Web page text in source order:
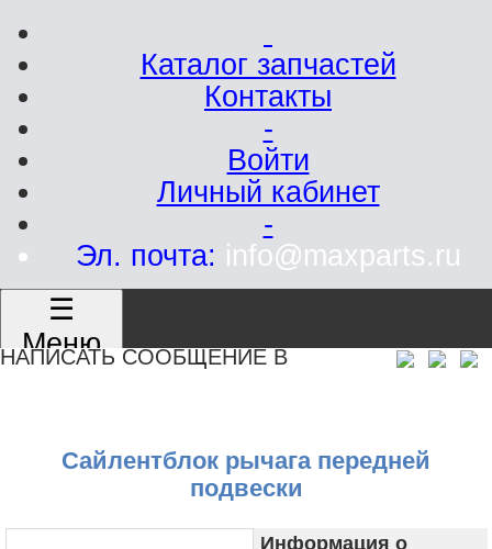
Каталог запчастей
Контакты
-
Войти
Личный кабинет
-
Эл. почта: info@maxparts.ru
☰
Меню
НАПИСАТЬ СООБЩЕНИЕ В
Сайлентблок рычага передней
подвески
Информация о